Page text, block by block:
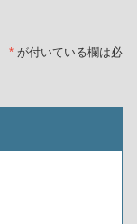
* が付いている欄は必